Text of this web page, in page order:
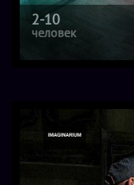
2-10
человек